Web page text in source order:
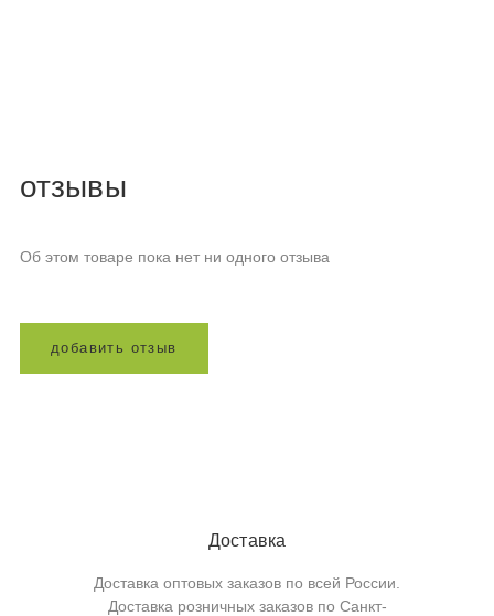
отзывы
Об этом товаре пока нет ни одного отзыва
добавит ь отз ыв
Доставка
Доставка оптовых заказов по всей России.
Доставка розничных заказов по Санкт-